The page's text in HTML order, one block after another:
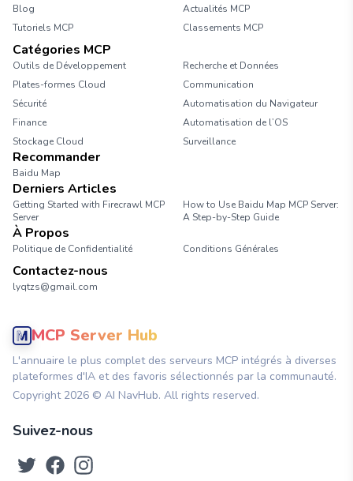
Blog
Actualités MCP
Tutoriels MCP
Classements MCP
Catégories MCP
Outils de Développement
Recherche et Données
Plates-formes Cloud
Communication
Sécurité
Automatisation du Navigateur
Finance
Automatisation de l’OS
Stockage Cloud
Surveillance
Recommander
Baidu Map
Derniers Articles
Getting Started with Firecrawl MCP
Server
How to Use Baidu Map MCP Server:
A Step-by-Step Guide
À Propos
Politique de Confidentialité Conditions Générales
Contactez-nous
lyqtzs@gmail.com
MCP Server Hub
L'annuaire le plus complet des serveurs MCP intégrés à diverses
plateformes d'IA et des favoris sélectionnés par la communauté.
Copyright 2026 © AI NavHub. All rights reserved.
Suivez-nous